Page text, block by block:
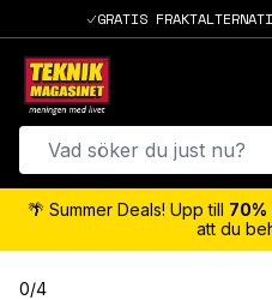
GRATIS
🌴 Summer Deals! Upp till
att du
0/4